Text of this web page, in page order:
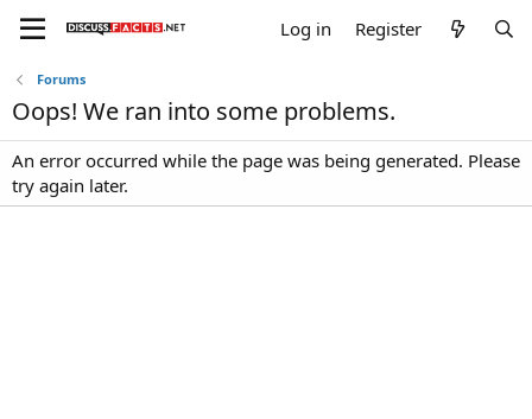
Log in Register
Forums
Oops! We ran into some problems.
An error occurred while the page was being generated. Please
try again later.